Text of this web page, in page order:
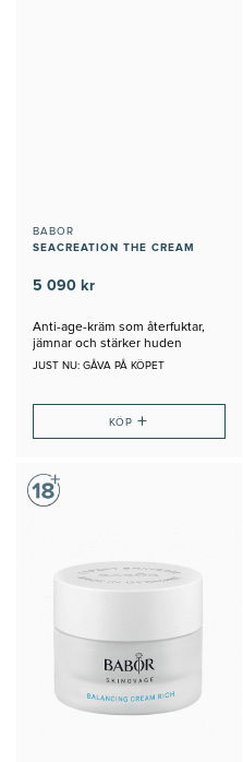
BABOR
SEACREATION THE CREAM
5 090 kr
Anti-age-kräm som återfuktar,
jämnar och stärker huden
JUST NU: GÅVA PÅ KÖPET
KÖP+